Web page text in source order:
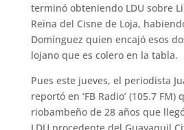
terminó obteniendo LDU sobre
Reina del Cisne de Loja,
Domínguez quien encajó esos
lojano que es colero en la tabla.
Pues este jueves, el periodista
reportó en ‘FB Radio’ (105.7
riobambeño de 28 años que